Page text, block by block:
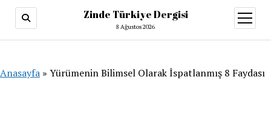
Zinde Türkiye Dergisi
8 Ağustos 2026
aç
Anasayfa » Yürümenin Bilimsel Olarak İspatlanmış 8 Faydası